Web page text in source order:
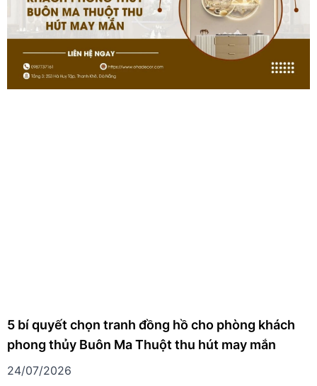
5 bí quyết chọn tranh đồng hồ cho phòng khách
phong thủy Buôn Ma Thuột thu hút may mắn
24/07/2026